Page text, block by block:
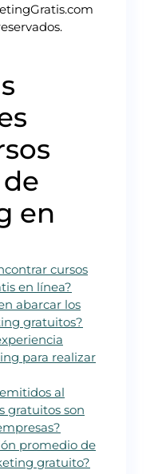
en
cursos
en línea?
abarcar los
gratuitos?
para realizar
al
gratuitos son
promedio de
gratuito?